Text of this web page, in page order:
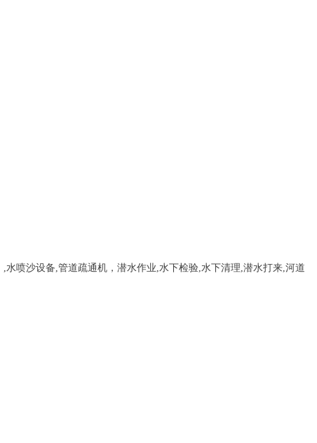
,水喷沙设备,管道疏通机 ， 潜水作业,水下检验,水下清理,潜水打来,河道